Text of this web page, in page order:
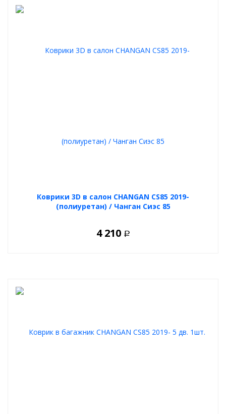
Коврики 3D в салон CHANGAN CS85 2019-
(полиуретан) / Чанган Сиэс 85
4 210 Р